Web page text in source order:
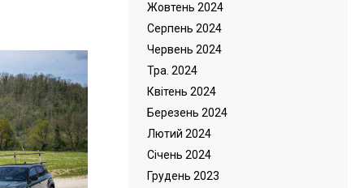
Жовтень 2024
Серпень 2024
Червень 2024
Тра. 2024
Квітень 2024
Березень 2024
Лютий 2024
Cічень 2024
Грудень 2023